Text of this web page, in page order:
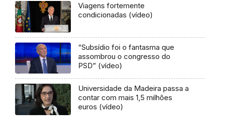
Viagens fortemente
condicionadas (vídeo)
“Subsídio foi o fantasma que
assombrou o congresso do
PSD” (vídeo)
Universidade da Madeira passa a
contar com mais 1,5 milhões
euros (vídeo)